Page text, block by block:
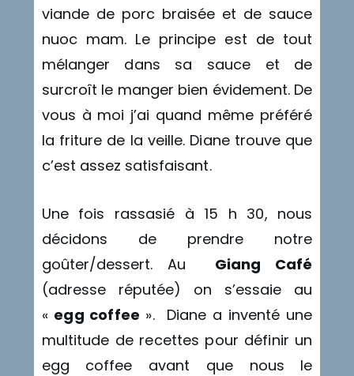
viande de porc braisée et de sauce
nuoc mam. Le principe est de tout
mélanger dans sa sauce et de
surcroît le manger bien évidement. De
vous à moi j’ai quand même préféré
la friture de la veille. Diane trouve que
c’est assez satisfaisant.
Une fois rassasié à 15 h 30, nous
décidons de prendre notre
goûter/dessert. Au
Giang Café
(adresse réputée) on s’essaie au
« egg coffee ». Diane a inventé une
multitude de recettes pour définir un
egg coffee avant que nous le